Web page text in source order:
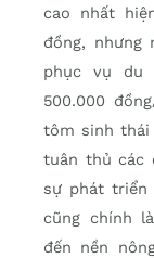
cao nhất
đồng, nhưng
phục vụ du
500.000
tôm sinh thái
tuân thủ các
sự phát triển
cũng chính
đến nền